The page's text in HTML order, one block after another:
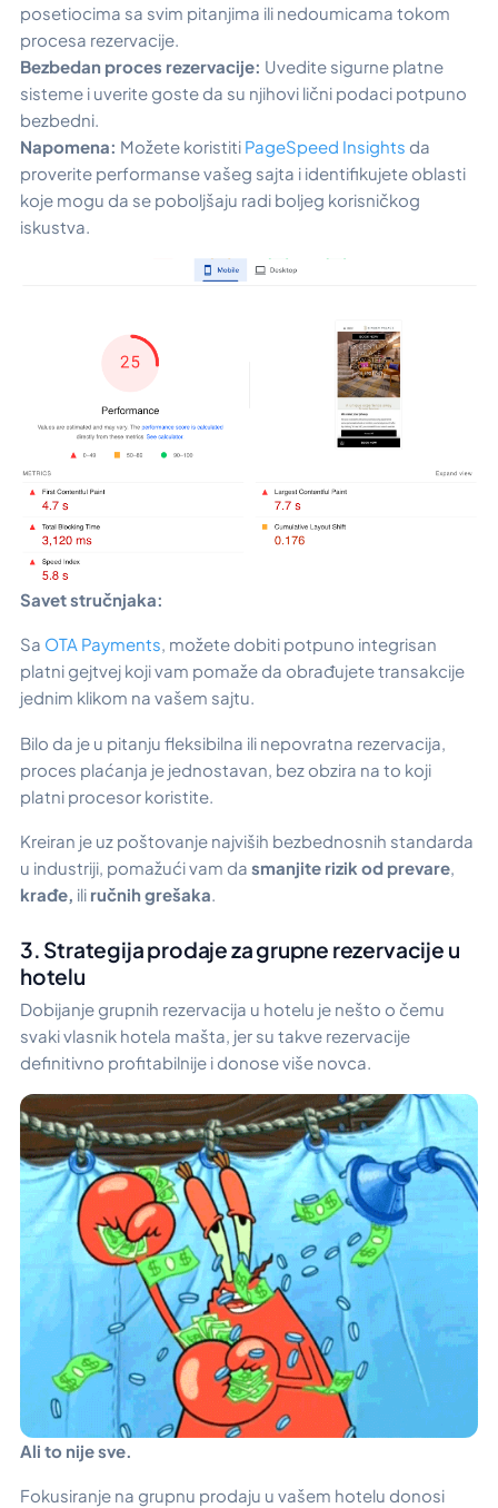
posetiocima sa svim pitanjima ili nedoumicama tokom
procesa rezervacije.
Bezbedan proces rezervacije: Uvedite sigurne platne
sisteme i uverite goste da su njihovi lični podaci potpuno
bezbedni.
Napomena: Možete koristiti PageSpeed Insights da
proverite performanse vašeg sajta i identifikujete oblasti
koje mogu da se poboljšaju radi boljeg korisničkog
iskustva.
Savet stručnjaka:
Sa OTA Payments, možete dobiti potpuno integrisan
platni gejtvej koji vam pomaže da obrađujete transakcije
jednim klikom na vašem sajtu.
Bilo da je u pitanju fleksibilna ili nepovratna rezervacija,
proces plaćanja je jednostavan, bez obzira na to koji
platni procesor koristite.
Kreiran je uz poštovanje najviših bezbednosnih standarda
u industriji, pomažući vam da smanjite rizik od prevare,
krađe, ili ručnih grešaka.
3. Strategija prodaje za grupne rezervacije u
hotelu
Dobijanje grupnih rezervacija u hotelu je nešto o čemu
svaki vlasnik hotela mašta, jer su takve rezervacije
definitivno profitabilnije i donose više novca.
Ali to nije sve.
Fokusiranje na grupnu prodaju u vašem hotelu donosi